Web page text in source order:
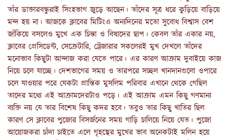
তাঁর ডাক্তারবন্ধুরাই সিংহভাগ জুড়ে আছেন। তাঁদের সূত্র ধরে কুড়িয়ে বাড়িয়ে
মন্দ হয় না। আজকে ক্লাবের মিটিংএ অন্যদিনের মতো সুবোধ বিশ্বাস বেশ
জাঁকিয়ে বসলেও মুখে এক চিন্তা ও বিষাদের ছাপ। কেবল তাঁর একার নয়,
ক্লাবের প্রেসিডেন্ট, সেক্রেটারি, ট্রেজারার সকলেরই মুখ দেখলে তাঁদের
মনোভাব কিছুটা আন্দাজ করা যেতে পারে। এর কারণ আক্রাম দুবাইয়ে কাজ
নিয়ে চলে যাচ্ছে। দেশভাগের সময় ও তারপরে সচ্ছল খানদানগুলো ওপারে
চলে যাওয়ার পরে যেকটা প্রান্তিক মুসলিম পরিবার এখানে থেকে গেছিল
তাদের মধ্যে এই আক্রামদেরটাও পড়ে। এই আক্রাম এমন কিছু গণমান্য
ব্যক্তি নয় যে তার বিশেষ কিছু কদর হবে। তবুও তার কিছু খাতির ছিল
কারণ সে ক্লাবের পুজোর বিসর্জনের সময় গাড়ি চালিয়ে নিয়ে যেত। পুজো
আয়োজকরা চাঁদা চাইতে এলে গৃহস্থের মুখের ভাব অনেকটাই মলিন হয়ে